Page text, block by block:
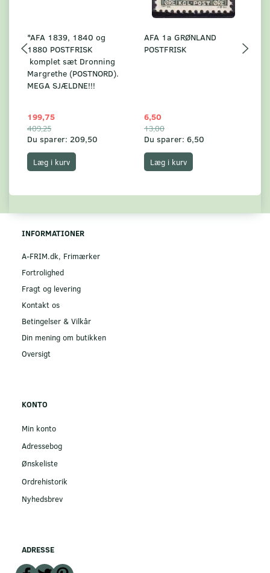
*AFA 1839, 1840 og
1880 POSTFRISK
komplet sæt Dronning
Margrethe (POSTNORD).
MEGA SJÆLDNE!!!
199,75
409,25
Du sparer: 209,50
Læg i kurv
AFA 1a GRØNLAND
POSTFRISK
6,50
13,00
Du sparer: 6,50
Læg i kurv
INFORMATIONER
A-FRIM.dk, Frimærker
Fortrolighed
Fragt og levering
Kontakt os
Betingelser & Vilkår
Din mening om butikken
Oversigt
KONTO
Min konto
Adressebog
Ønskeliste
Ordrehistorik
Nyhedsbrev
ADRESSE